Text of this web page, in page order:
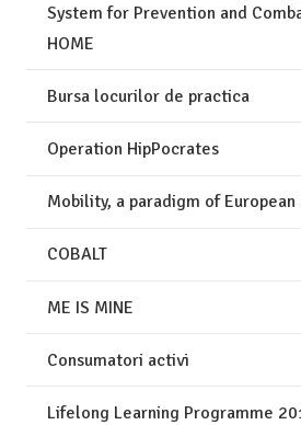
System for Prevention and
HOME
Bursa locurilor de practica
Operation HipPocrates
Mobility, a paradigm of
COBALT
ME IS MINE
Consumatori activi
Lifelong Learning Programme